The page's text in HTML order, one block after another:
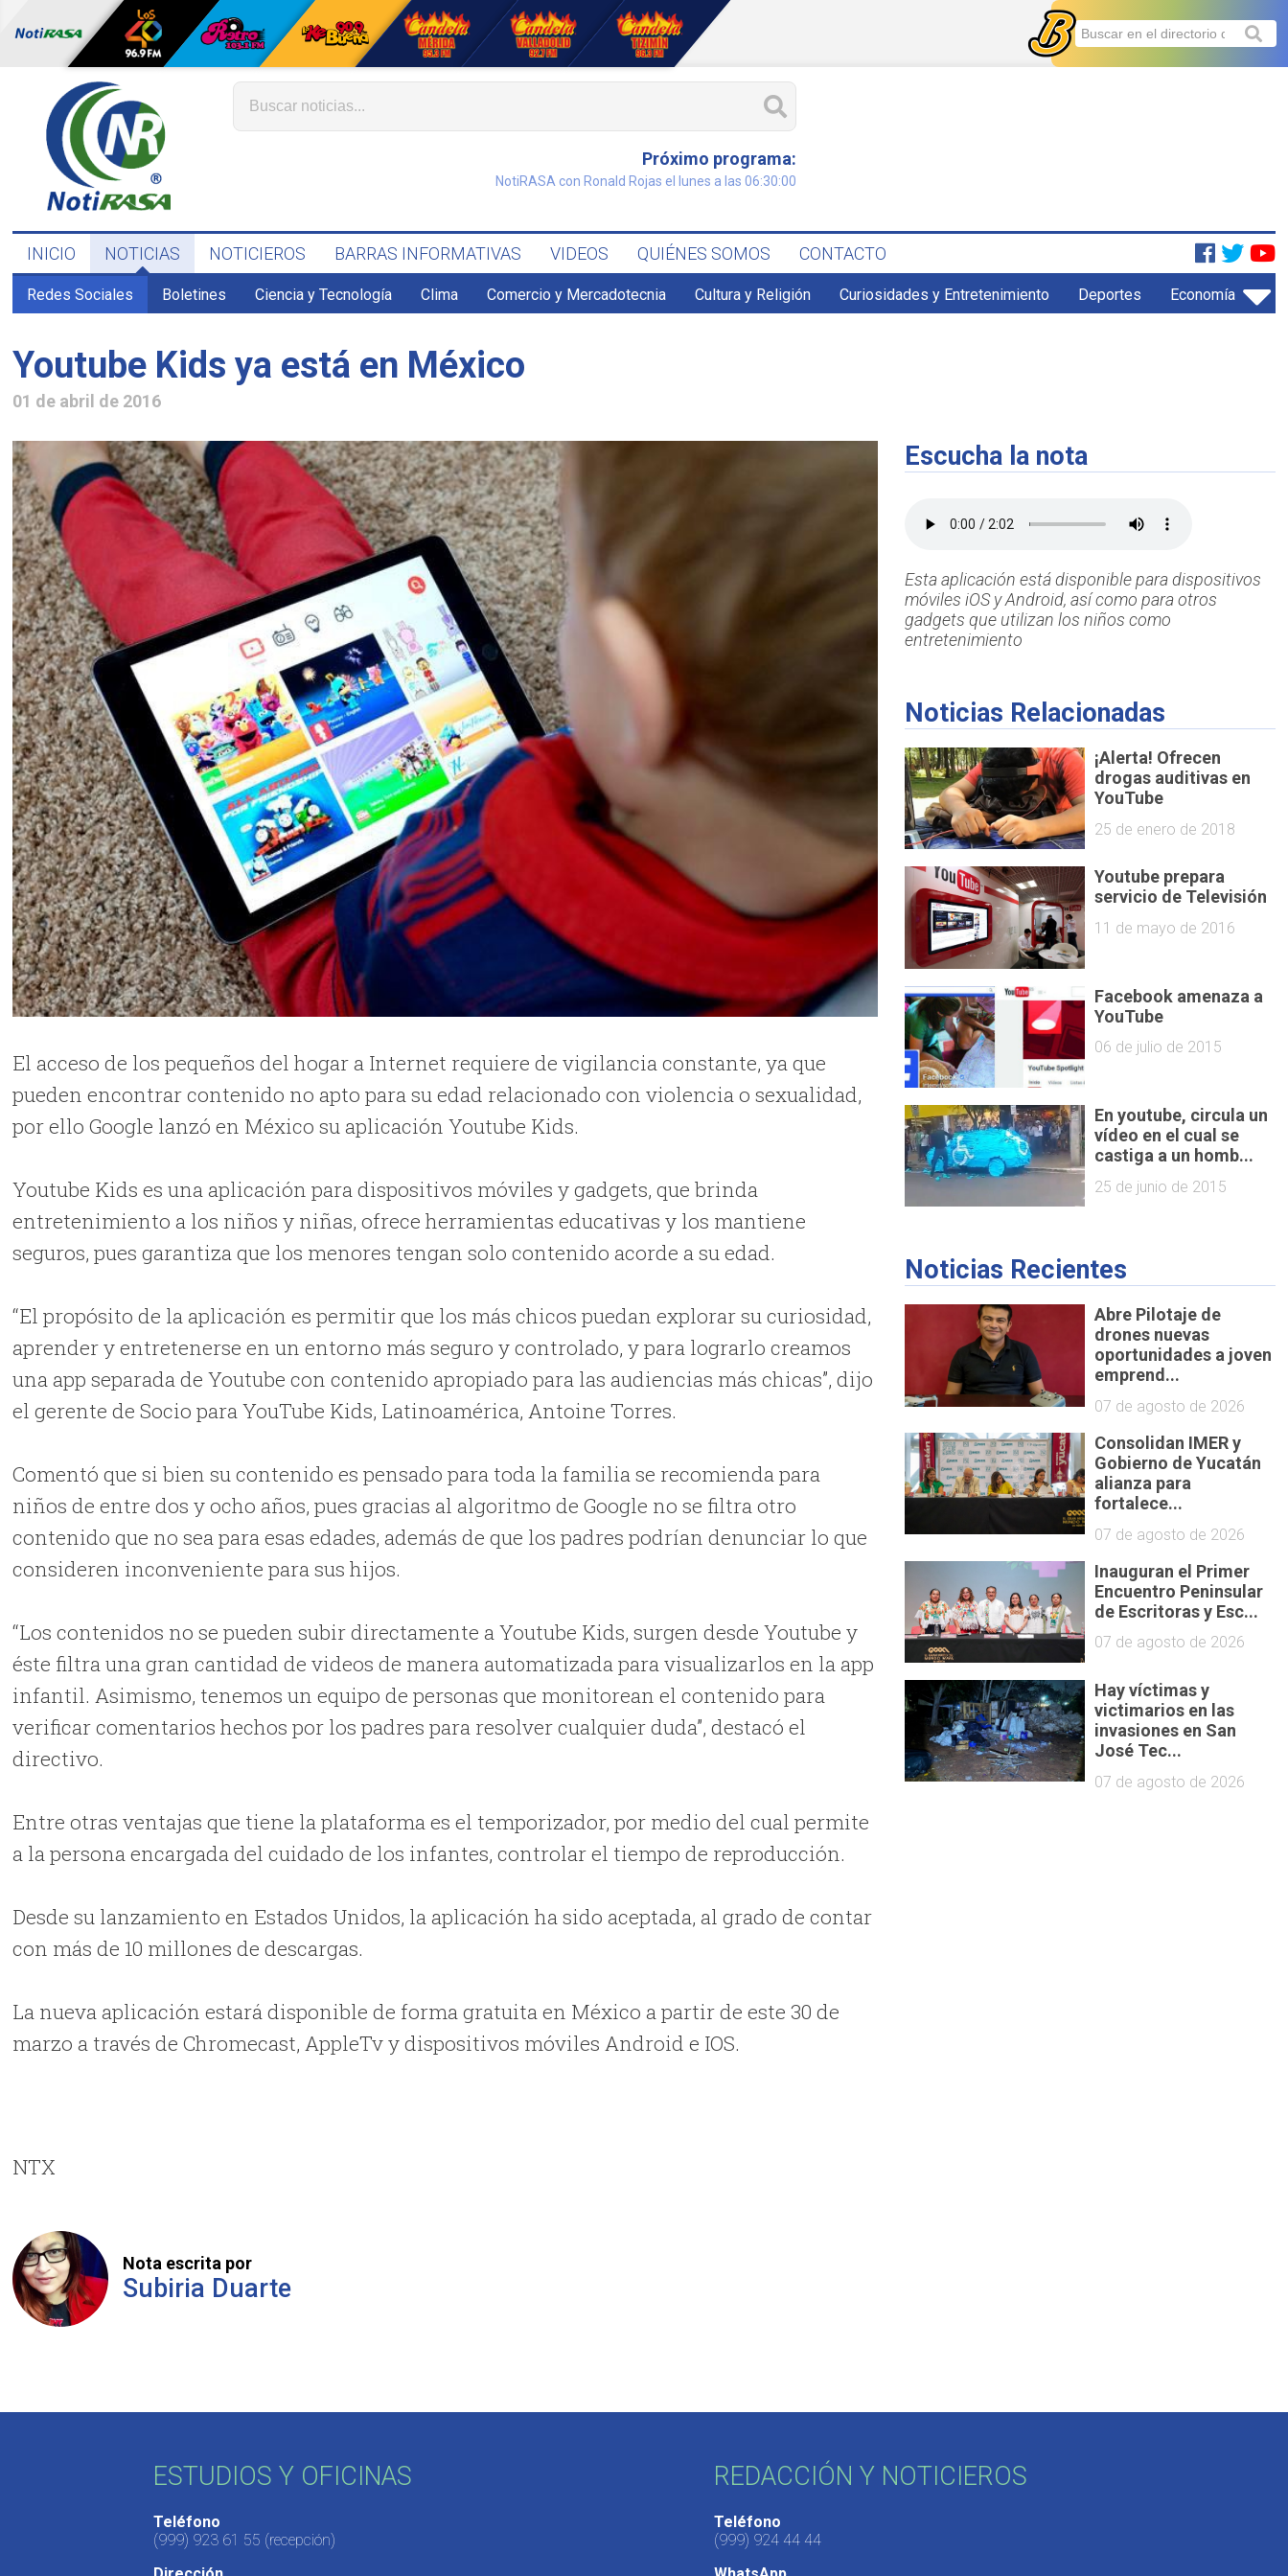
Próximo programa:
NotiRASA con Ronald Rojas el lunes a las 06:30:00
INICIO NOTICIAS NOTICIEROS BARRAS INFORMATIVAS VIDEOS QUIÉNES SOMOS CONTACTO
Redes Sociales Boletines Ciencia y Tecnología Clima Comercio y Mercadotecnia Cultura y Religión Curiosidades y Entretenimiento Deportes Economía
Youtube Kids ya está en México
01 de abril de 2016
El acceso de los pequeños del hogar a Internet requiere de vigilancia constante, ya que
pueden encontrar contenido no apto para su edad relacionado con violencia o sexualidad,
por ello Google lanzó en México su aplicación Youtube Kids.
Youtube Kids es una aplicación para dispositivos móviles y gadgets, que brinda
entretenimiento a los niños y niñas, ofrece herramientas educativas y los mantiene
seguros, pues garantiza que los menores tengan solo contenido acorde a su edad.
“El propósito de la aplicación es permitir que los más chicos puedan explorar su curiosidad,
aprender y entretenerse en un entorno más seguro y controlado, y para lograrlo creamos
una app separada de Youtube con contenido apropiado para las audiencias más chicas”, dijo
el gerente de Socio para YouTube Kids, Latinoamérica, Antoine Torres.
Comentó que si bien su contenido es pensado para toda la familia se recomienda para
niños de entre dos y ocho años, pues gracias al algoritmo de Google no se filtra otro
contenido que no sea para esas edades, además de que los padres podrían denunciar lo que
consideren inconveniente para sus hijos.
“Los contenidos no se pueden subir directamente a Youtube Kids, surgen desde Youtube y
éste filtra una gran cantidad de videos de manera automatizada para visualizarlos en la app
infantil. Asimismo, tenemos un equipo de personas que monitorean el contenido para
verificar comentarios hechos por los padres para resolver cualquier duda”, destacó el
directivo.
Entre otras ventajas que tiene la plataforma es el temporizador, por medio del cual permite
a la persona encargada del cuidado de los infantes, controlar el tiempo de reproducción.
Desde su lanzamiento en Estados Unidos, la aplicación ha sido aceptada, al grado de contar
con más de 10 millones de descargas.
La nueva aplicación estará disponible de forma gratuita en México a partir de este 30 de
marzo a través de Chromecast, AppleTv y dispositivos móviles Android e IOS.
NTX
Nota escrita por
Subiria Duarte
Escucha la nota
Esta aplicación está disponible para dispositivos
móviles iOS y Android, así como para otros
gadgets que utilizan los niños como
entretenimiento
Noticias Relacionadas
¡Alerta! Ofrecen
drogas auditivas en
YouTube
25 de enero de 2018
Youtube prepara
servicio de Televisión
11 de mayo de 2016
Facebook amenaza a
YouTube
06 de julio de 2015
En youtube, circula un
vídeo en el cual se
castiga a un homb...
25 de junio de 2015
Noticias Recientes
Abre Pilotaje de
drones nuevas
oportunidades a joven
emprend...
07 de agosto de 2026
Consolidan IMER y
Gobierno de Yucatán
alianza para
fortalece...
07 de agosto de 2026
Inauguran el Primer
Encuentro Peninsular
de Escritoras y Esc...
07 de agosto de 2026
Hay víctimas y
victimarios en las
invasiones en San
José Tec...
07 de agosto de 2026
ESTUDIOS Y OFICINAS
Teléfono
(999) 923 61 55 (recepción)
REDACCIÓN Y NOTICIEROS
Teléfono
(999) 924 44 44